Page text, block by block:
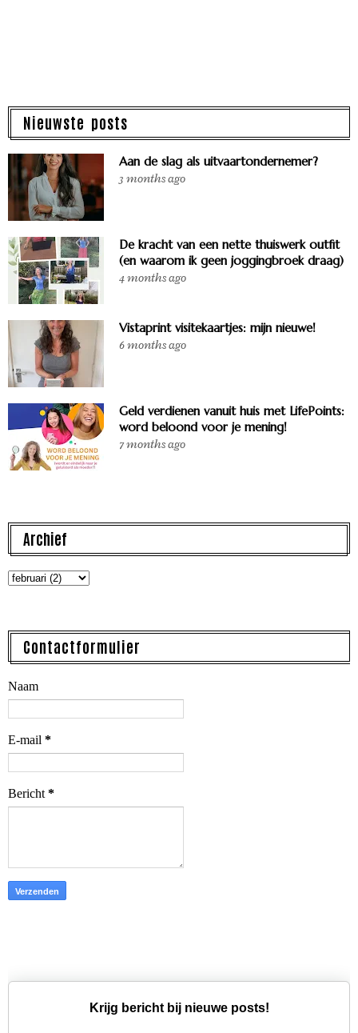
Nieuwste posts
Aan de slag als uitvaartondernemer?
3 months ago
De kracht van een nette thuiswerk outfit
(en waarom ik geen joggingbroek draag)
4 months ago
Vistaprint visitekaartjes: mijn nieuwe!
6 months ago
Geld verdienen vanuit huis met LifePoints:
word beloond voor je mening!
7 months ago
Archief
Contactformulier
Naam
E-mail *
Bericht*
Krijg bericht bij nieuwe posts!